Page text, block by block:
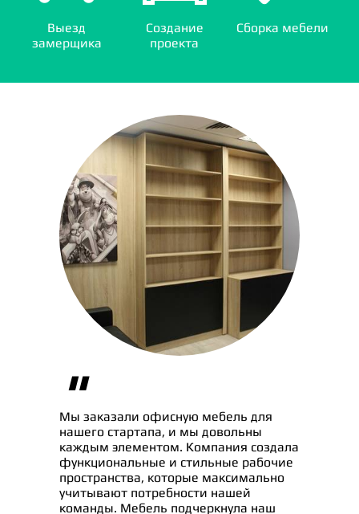
Выезд
замерщика
Создание
проекта
Сборка мебели
"
Мы заказали офисную мебель для
нашего стартапа, и мы довольны
каждым элементом. Компания создала
функциональные и стильные рабочие
пространства, которые максимально
учитывают потребности нашей
команды. Мебель подчеркнула наш